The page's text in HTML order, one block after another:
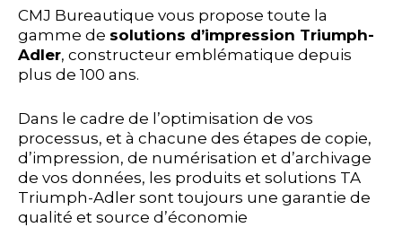
CMJ Bureautique vous propose toute la
gamme de solutions d’impression Triumph-
Adler, constructeur emblématique depuis
plus de 100 ans.
Dans le cadre de l’optimisation de vos
processus, et à chacune des étapes de copie,
d’impression, de numérisation et d’archivage
de vos données, les produits et solutions TA
Triumph-Adler sont toujours une garantie de
qualité et source d’économie